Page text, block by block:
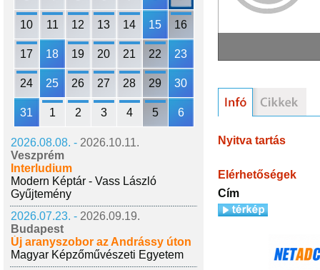
10 11 12 13 14 15 16
17 18 19 20 21 22 23
24 25 26 27 28 29 30
31 1 2 3 4 5 6
2026.08.08. - 2026.10.11.
Veszprém
Interludium
Modern Képtár - Vass László
Gyűjtemény
2026.07.23. - 2026.09.19.
Budapest
Új aranyszobor az Andrássy úton
Magyar Képzőművészeti Egyetem
Nyitva tartás
Elérhetőségek
Cím